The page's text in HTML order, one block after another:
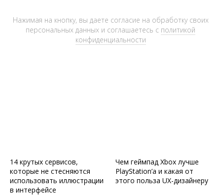
Нажимая на кнопку, вы даете согласие на обработку своих
персональных данных и соглашаетесь с политикой
конфиденциальности
14 крутых сервисов,
которые не стесняются
использовать иллюстрации
в интерфейсе
Чем геймпад Xbox лучше
PlayStation’a и какая от
этого польза UX-дизайнеру